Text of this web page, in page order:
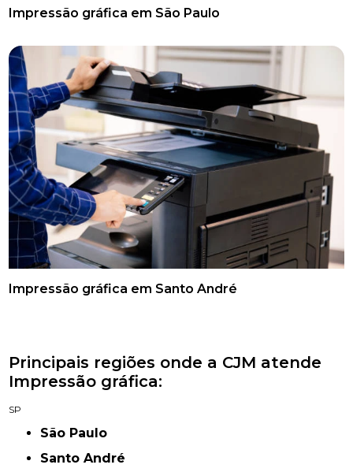
Impressão gráfica em São Paulo
Impressão gráfica em Santo André
Principais regiões onde a CJM atende
Impressão gráfica:
SP
São Paulo
Santo André